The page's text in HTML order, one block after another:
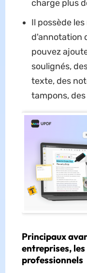
charge plus
Il possède
d'annotation
pouvez
soulignés,
texte, des
tampons,
Principaux
entreprises,
professionnels